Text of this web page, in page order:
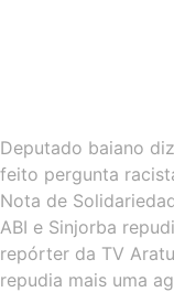
Deputado baiano
feito pergunta
Nota de
ABI e Sinjorba
repórter da TV
repudia mais uma